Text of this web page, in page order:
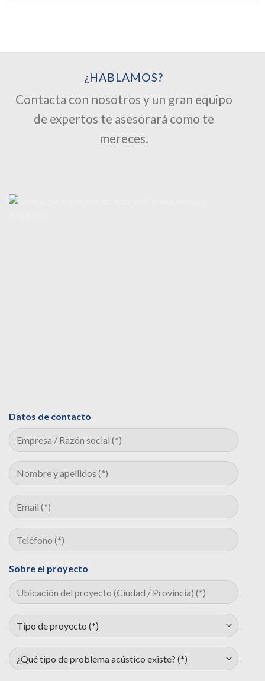
¿HABLAMOS?
Contacta con nosotros y un gran equipo
de expertos te asesorará como te
mereces.
Datos de contacto
Sobre el proyecto